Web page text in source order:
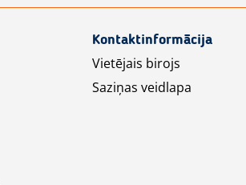
Kontaktinformācija
Vietējais birojs
Saziņas veidlapa